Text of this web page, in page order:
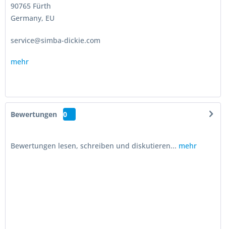
90765 Fürth
Germany, EU
service@simba-dickie.com
mehr
Bewertungen 0
Bewertungen lesen, schreiben und diskutieren... mehr